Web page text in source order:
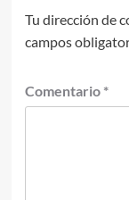
Tu dirección de
campos
Comentario *